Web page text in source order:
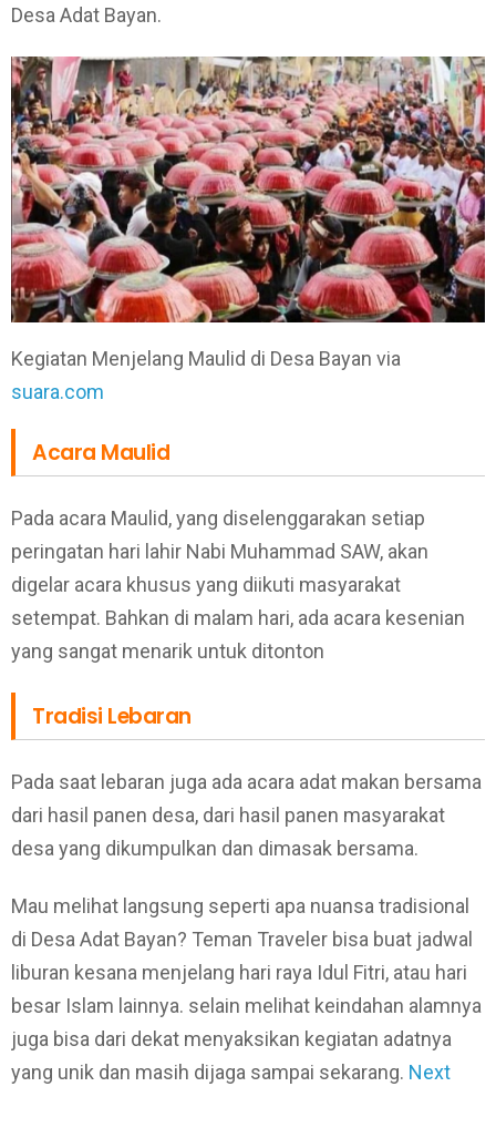
Desa Adat Bayan.
Kegiatan Menjelang Maulid di Desa Bayan via
suara.com
Acara Maulid
Pada acara Maulid, yang diselenggarakan setiap
peringatan hari lahir Nabi Muhammad SAW, akan
digelar acara khusus yang diikuti masyarakat
setempat. Bahkan di malam hari, ada acara kesenian
yang sangat menarik untuk ditonton
Tradisi Lebaran
Pada saat lebaran juga ada acara adat makan bersama
dari hasil panen desa, dari hasil panen masyarakat
desa yang dikumpulkan dan dimasak bersama.
Mau melihat langsung seperti apa nuansa tradisional
di Desa Adat Bayan? Teman Traveler bisa buat jadwal
liburan kesana menjelang hari raya Idul Fitri, atau hari
besar Islam lainnya. selain melihat keindahan alamnya
juga bisa dari dekat menyaksikan kegiatan adatnya
yang unik dan masih dijaga sampai sekarang. Next